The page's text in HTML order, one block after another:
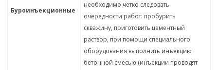
Буроинъекционные
необходимо четко следовать
очередности работ: пробурить
скважину, приготовить цементный
раствор, при помощи специального
оборудования выполнить инъекцию
бетонной смесью (инъекции проводят